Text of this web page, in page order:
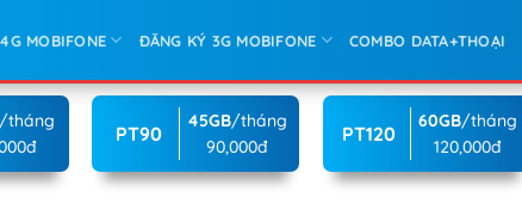
MOBIFONE ĐĂNG KÝ 3G MOBIFONE COMBO DATA+THOẠI
/tháng
PT90
45GB/tháng
90,000đ
PT120
60GB/tháng
120,000đ